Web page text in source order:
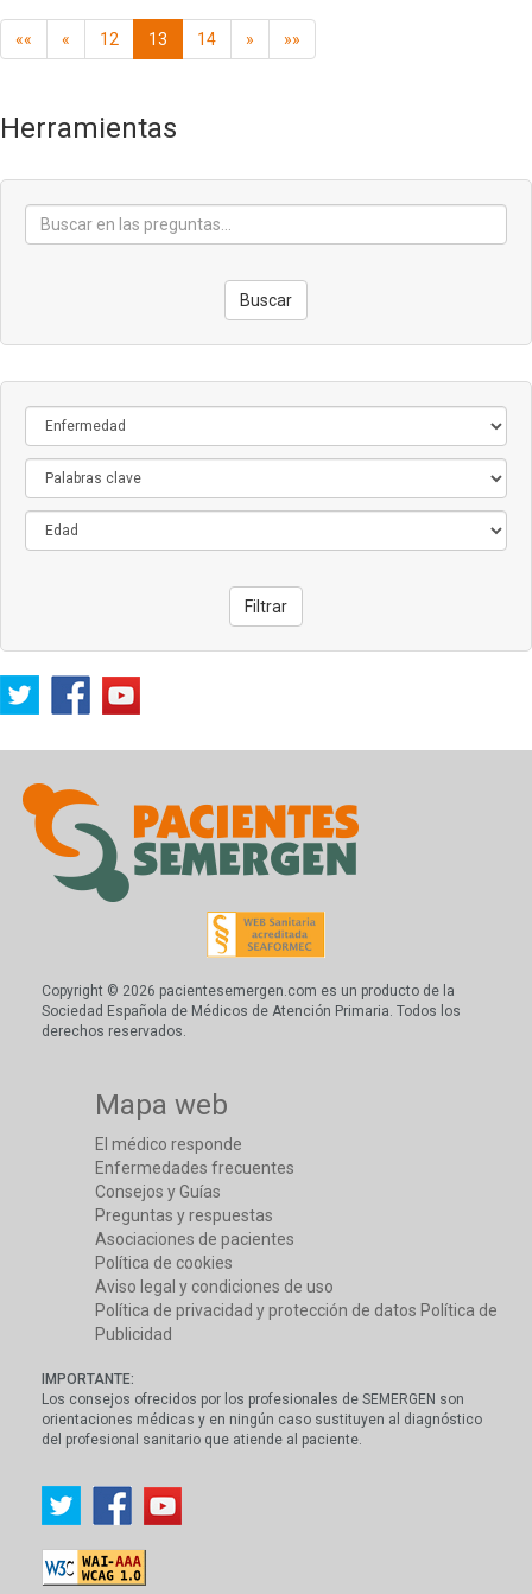
«« « 12 13 14 » »»
Herramientas
Buscar
Filtrar
Copyright © 2026 pacientesemergen.com es un producto de la
Sociedad Española de Médicos de Atención Primaria. Todos los
derechos reservados.
Mapa web
El médico responde
Enfermedades frecuentes
Consejos y Guías
Preguntas y respuestas
Asociaciones de pacientes
Política de cookies
Aviso legal y condiciones de uso
Política de privacidad y protección de datos Política de
Publicidad
IMPORTANTE:
Los consejos ofrecidos por los profesionales de SEMERGEN son
orientaciones médicas y en ningún caso sustituyen al diagnóstico
del profesional sanitario que atiende al paciente.